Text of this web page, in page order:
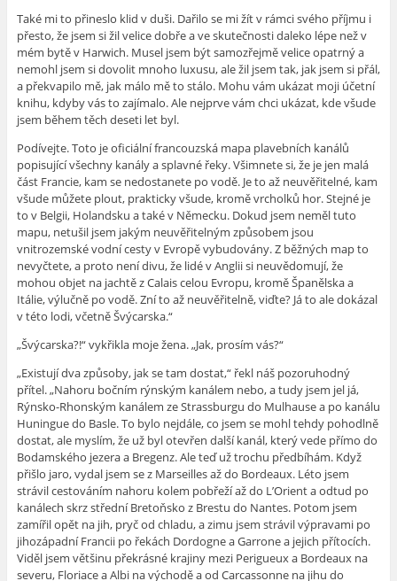
Také mi to přineslo klid v duši. Dařilo se mi žít v rámci svého příjmu i
přesto, že jsem si žil velice dobře a ve skutečnosti daleko lépe než v
mém bytě v Harwich. Musel jsem být samozřejmě velice opatrný a
nemohl jsem si dovolit mnoho luxusu, ale žil jsem tak, jak jsem si přál,
a překvapilo mě, jak málo mě to stálo. Mohu vám ukázat moji účetní
knihu, kdyby vás to zajímalo. Ale nejprve vám chci ukázat, kde všude
jsem během těch deseti let byl.
Podívejte. Toto je oficiální francouzská mapa plavebních kanálů
popisující všechny kanály a splavné řeky. Všimnete si, že je jen malá
část Francie, kam se nedostanete po vodě. Je to až neuvěřitelné, kam
všude můžete plout, prakticky všude, kromě vrcholků hor. Stejné je
to v Belgii, Holandsku a také v Německu. Dokud jsem neměl tuto
mapu, netušil jsem jakým neuvěřitelným způsobem jsou
vnitrozemské vodní cesty v Evropě vybudovány. Z běžných map to
nevyčtete, a proto není divu, že lidé v Anglii si neuvědomují, že
mohou objet na jachtě z Calais celou Evropu, kromě Španělska a
Itálie, výlučně po vodě. Zní to až neuvěřitelně, viďte? Já to ale dokázal
v této lodi, včetně Švýcarska.“
„Švýcarska?!“ vykřikla moje žena. „Jak, prosím vás?“
„Existují dva způsoby, jak se tam dostat,“ řekl náš pozoruhodný
přítel. „Nahoru bočním rýnským kanálem nebo, a tudy jsem jel já,
Rýnsko-Rhonským kanálem ze Strassburgu do Mulhause a po kanálu
Huningue do Basle. To bylo nejdále, co jsem se mohl tehdy pohodlně
dostat, ale myslím, že už byl otevřen další kanál, který vede přímo do
Bodamského jezera a Bregenz. Ale teď už trochu předbíhám. Když
přišlo jaro, vydal jsem se z Marseilles až do Bordeaux. Léto jsem
strávil cestováním nahoru kolem pobřeží až do L’Orient a odtud po
kanálech skrz střední Bretoňsko z Brestu do Nantes. Potom jsem
zamířil opět na jih, pryč od chladu, a zimu jsem strávil výpravami po
jihozápadní Francii po řekách Dordogne a Garrone a jejich přítocích.
Viděl jsem většinu překrásné krajiny mezi Perigueux a Bordeaux na
severu, Floriace a Albi na východě a od Carcassonne na jihu do